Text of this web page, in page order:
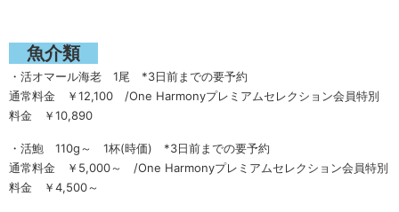
魚介類
・活オマール海老 1尾 *3日前までの要予約
通常料金 ￥12,100 /One Harmonyプレミアムセレクション会員特別
料金 ￥10,890
・活鮑 110g～ 1杯(時価) *3日前までの要予約
通常料金 ￥5,000～ /One Harmonyプレミアムセレクション会員特別
料金 ￥4,500～